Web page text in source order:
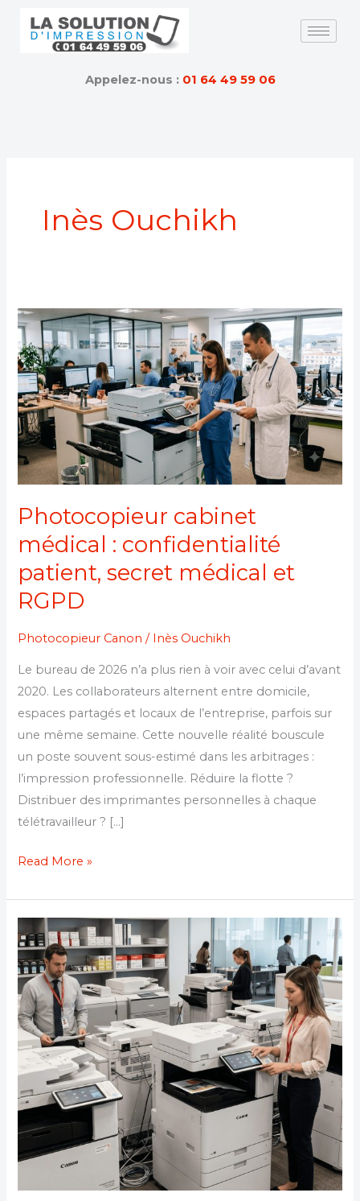
Appelez-nous : 01 64 49 59 06
Inès Ouchikh
Photocopieur cabinet
médical : confidentialité
patient, secret médical et
RGPD
Photocopieur Canon / Inès Ouchikh
Le bureau de 2026 n’a plus rien à voir avec celui d’avant
2020. Les collaborateurs alternent entre domicile,
espaces partagés et locaux de l’entreprise, parfois sur
une même semaine. Cette nouvelle réalité bouscule
un poste souvent sous-estimé dans les arbitrages :
l’impression professionnelle. Réduire la flotte ?
Distribuer des imprimantes personnelles à chaque
télétravailleur ? […]
Photocopieur
cabinet
médical
:
confidentialité
patient,
secret
médical
RGPD
Read More »
Photocopieur
cabinet
libéral
:
ce
que
notaires,
avocats
et
experts-
comptables
doivent
vérifier